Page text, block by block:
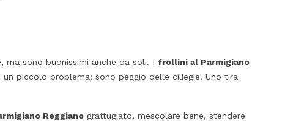
sono buonissimi anche da soli. I frollini al Parmigiano
piccolo problema: sono peggio delle ciliegie! Uno tira
Reggianograttugiato, mescolare bene, stendere